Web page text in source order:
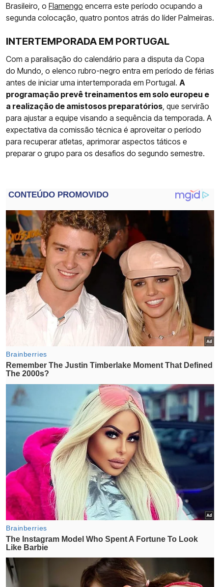
Brasileiro, o Flamengo encerra este período ocupando a
segunda colocação, quatro pontos atrás do líder Palmeiras.
INTERTEMPORADA EM PORTUGAL
Com a paralisação do calendário para a disputa da Copa
do Mundo, o elenco rubro-negro entra em período de férias
antes de iniciar uma intertemporada em Portugal. A
programação prevê treinamentos em solo europeu e
a realização de amistosos preparatórios , que servirão
para ajustar a equipe visando a sequência da temporada. A
expectativa da comissão técnica é aproveitar o período
para recuperar atletas, aprimorar aspectos táticos e
preparar o grupo para os desafios do segundo semestre.